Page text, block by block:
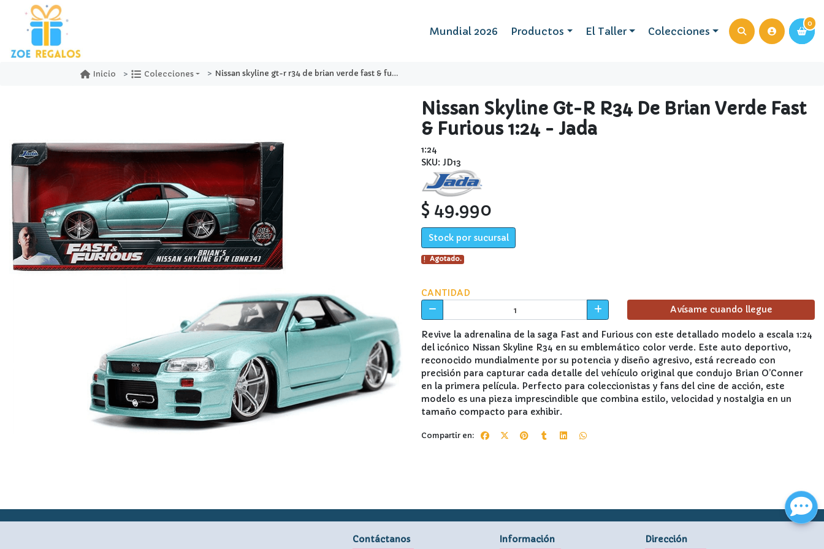
0
Mundial 2026 Productos El Taller Colecciones
0
Inicio Colecciones Nissan skyline gt-r r34 de brian verde fast & furious 1:24 - jada
Nissan Skyline Gt-R R34 De Brian Verde Fast
& Furious 1:24 - Jada
1:24
SKU: JD13
$ 49.990
Stock por sucursal
Agotado.
CANTIDAD
Avísame cuando llegue
Revive la adrenalina de la saga Fast and Furious con este detallado modelo a escala 1:24
del icónico Nissan Skyline R34 en su emblemático color verde. Este auto deportivo,
reconocido mundialmente por su potencia y diseño agresivo, está recreado con
precisión para capturar cada detalle del vehículo original que condujo Brian O’Conner
en la primera película. Perfecto para coleccionistas y fans del cine de acción, este
modelo es una pieza imprescindible que combina estilo, velocidad y nostalgia en un
tamaño compacto para exhibir.
Compartir en:
Contáctanos Información Dirección